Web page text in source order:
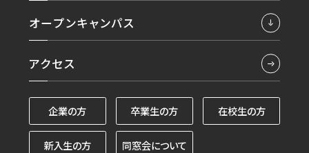
オープンキャンパス
アクセス
企業の方 卒業生の方 在校生の方
新入生の方 同窓会について